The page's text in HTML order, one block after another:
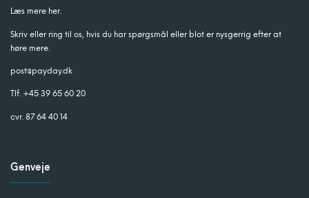
Læs mere her.
Skriv eller ring til os, hvis du har spørgsmål eller blot er nysgerrig efter at
høre mere.
post@payday.dk
Tlf. +45 39 65 60 20
cvr. 87 64 40 14
Genveje